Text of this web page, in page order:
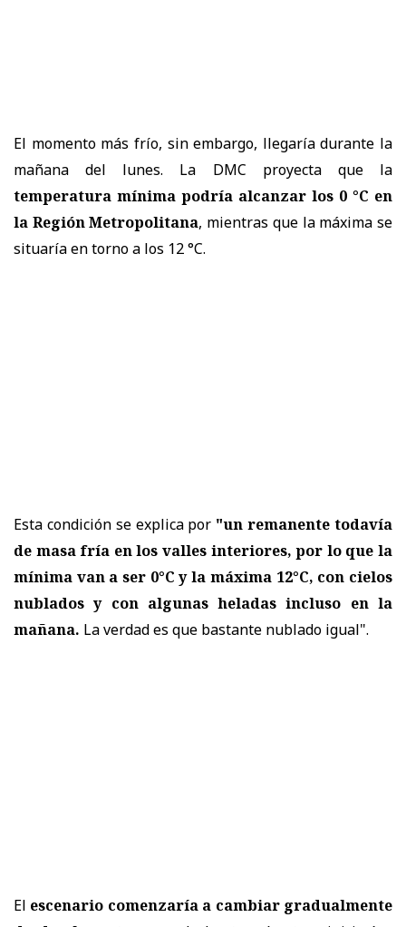
El momento más frío, sin embargo, llegaría durante la
mañana del lunes. La DMC proyecta que la
temperatura mínima podría alcanzar los 0 °C en
la Región Metropolitana, mientras que la máxima se
situaría en torno a los 12 °C.
Esta condición se explica por "un remanente todavía
de masa fría en los valles interiores, por lo que la
mínima van a ser 0°C y la máxima 12°C, con cielos
nublados y con algunas heladas incluso en la
mañana. La verdad es que bastante nublado igual".
El escenario comenzaría a cambiar gradualmente